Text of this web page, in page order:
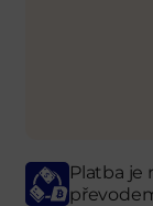
Platba je